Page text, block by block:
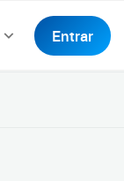
Entrar